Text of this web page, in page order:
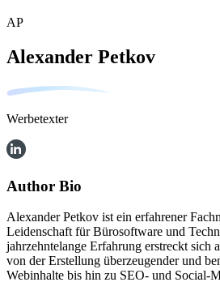
AP
Alexander Petkov
Werbetexter
Author Bio
Alexander Petkov ist ein erfahrener
Leidenschaft für Bürosoftware und
jahrzehntelange Erfahrung erstreckt sich
von der Erstellung überzeugender und
Webinhalte bis hin zu SEO- und Social-